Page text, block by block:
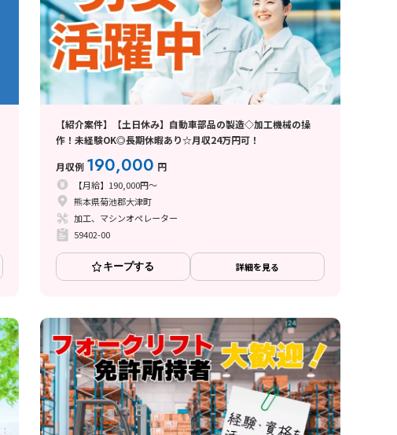
【紹介案件】【土日休み】自動車部品の製造◇加工機械の操
作！未経験OK◎長期休暇あり☆月収24万円可！
月収例 190,000 円
【月給】190,000円～
熊本県菊池郡大津町
加工、マシンオペレーター
59402-00
キープする 詳細を見る